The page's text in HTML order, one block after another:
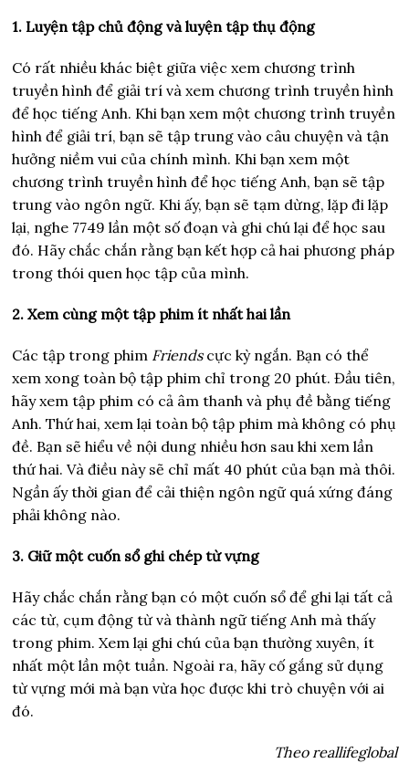
1. Luyện tập chủ động và luyện tập thụ động
Có rất nhiều khác biệt giữa việc xem chương trình
truyền hình để giải trí và xem chương trình truyền hình
để học tiếng Anh. Khi bạn xem một chương trình truyền
hình để giải trí, bạn sẽ tập trung vào câu chuyện và tận
hưởng niềm vui của chính mình. Khi bạn xem một
chương trình truyền hình để học tiếng Anh, bạn sẽ tập
trung vào ngôn ngữ. Khi ấy, bạn sẽ tạm dừng, lặp đi lặp
lại, nghe 7749 lần một số đoạn và ghi chú lại để học sau
đó. Hãy chắc chắn rằng bạn kết hợp cả hai phương pháp
trong thói quen học tập của mình.
2. Xem cùng một tập phim ít nhất hai lần
Các tập trong phim Friends cực kỳ ngắn. Bạn có thể
xem xong toàn bộ tập phim chỉ trong 20 phút. Đầu tiên,
hãy xem tập phim có cả âm thanh và phụ đề bằng tiếng
Anh. Thứ hai, xem lại toàn bộ tập phim mà không có phụ
đề. Bạn sẽ hiểu về nội dung nhiều hơn sau khi xem lần
thứ hai. Và điều này sẽ chỉ mất 40 phút của bạn mà thôi.
Ngần ấy thời gian để cải thiện ngôn ngữ quá xứng đáng
phải không nào.
3. Giữ một cuốn sổ ghi chép từ vựng
Hãy chắc chắn rằng bạn có một cuốn sổ để ghi lại tất cả
các từ, cụm động từ và thành ngữ tiếng Anh mà thấy
trong phim. Xem lại ghi chú của bạn thường xuyên, ít
nhất một lần một tuần. Ngoài ra, hãy cố gắng sử dụng
từ vựng mới mà bạn vừa học được khi trò chuyện với ai
đó.
Theo reallifeglobal